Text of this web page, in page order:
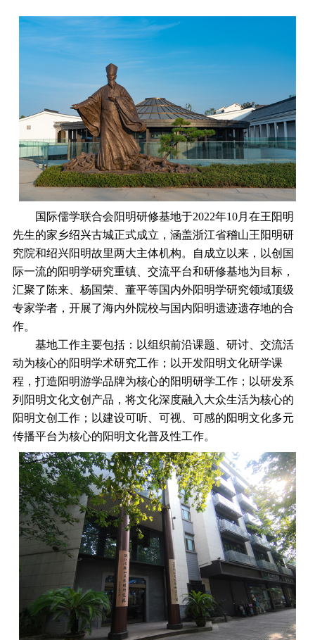
国际儒学联合会阳明研修基地于2022年10月在王阳明
先生的家乡绍兴古城正式成立，涵盖浙江省稽山王阳明研
究院和绍兴阳明故里两大主体机构。自成立以来，以创国
际一流的阳明学研究重镇、交流平台和研修基地为目标，
汇聚了陈来、杨国荣、董平等国内外阳明学研究领域顶级
专家学者，开展了海内外院校与国内阳明遗迹遗存地的合
作。
基地工作主要包括：以组织前沿课题、研讨、交流活
动为核心的阳明学术研究工作；以开发阳明文化研学课
程，打造阳明游学品牌为核心的阳明研学工作；以研发系
列阳明文化文创产品，将文化深度融入大众生活为核心的
阳明文创工作；以建设可听、可视、可感的阳明文化多元
传播平台为核心的阳明文化普及性工作。